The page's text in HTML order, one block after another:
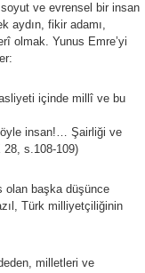
soyut ve evrensel bir insan
aydın, fikir adamı,
olmak. Yunus Emre’yi
asliyeti içinde millî ve bu
insan!… Şairliği ve
28, s.108-109)
olan başka düşünce
Türk milliyetçiliğinin
milletleri ve